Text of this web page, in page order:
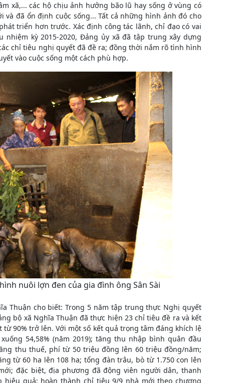
xã,... các hộ chịu ảnh hưởng bão lũ hay sống ở vùng có
đã ổn định cuộc sống... Tất cả những hình ảnh đó cho
triển hơn trước. Xác định công tác lãnh, chỉ đạo có vai
kỳ 2015-2020, Đảng ủy xã đã tập trung xây dựng
chỉ tiêu nghị quyết đã đề ra; đồng thời nắm rõ tình hình
vào cuộc sống một cách phù hợp.
nuôi lợn đen của gia đình ông Sân Sài
Thuận cho biết: Trong 5 năm tập trung thực Nghị quyết
bộ xã Nghĩa Thuận đã thực hiện 23 chỉ tiêu đề ra và kết
90% trở lên. Với một số kết quả trọng tâm đáng khích lệ
54,58% (năm 2019); tăng thu nhập bình quân đầu
thu thuế, phí từ 50 triệu đồng lên 60 triệu đồng/năm;
từ 60 ha lên 108 ha; tổng đàn trâu, bò từ 1.750 con lên
đặc biệt, địa phương đã động viên người dân, thanh
quả; hoàn thành chỉ tiêu 9/9 nhà mới theo chương